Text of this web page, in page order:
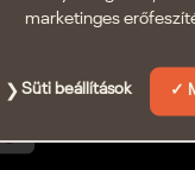
Kövess
hogy ne
marketinges
Süti beállítások